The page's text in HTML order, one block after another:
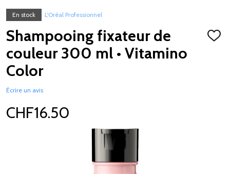
En stock L'Oréal Professionnel
Shampooing fixateur de
couleur 300 ml • Vitamino
Color
Écrire un avis
CHF16.50